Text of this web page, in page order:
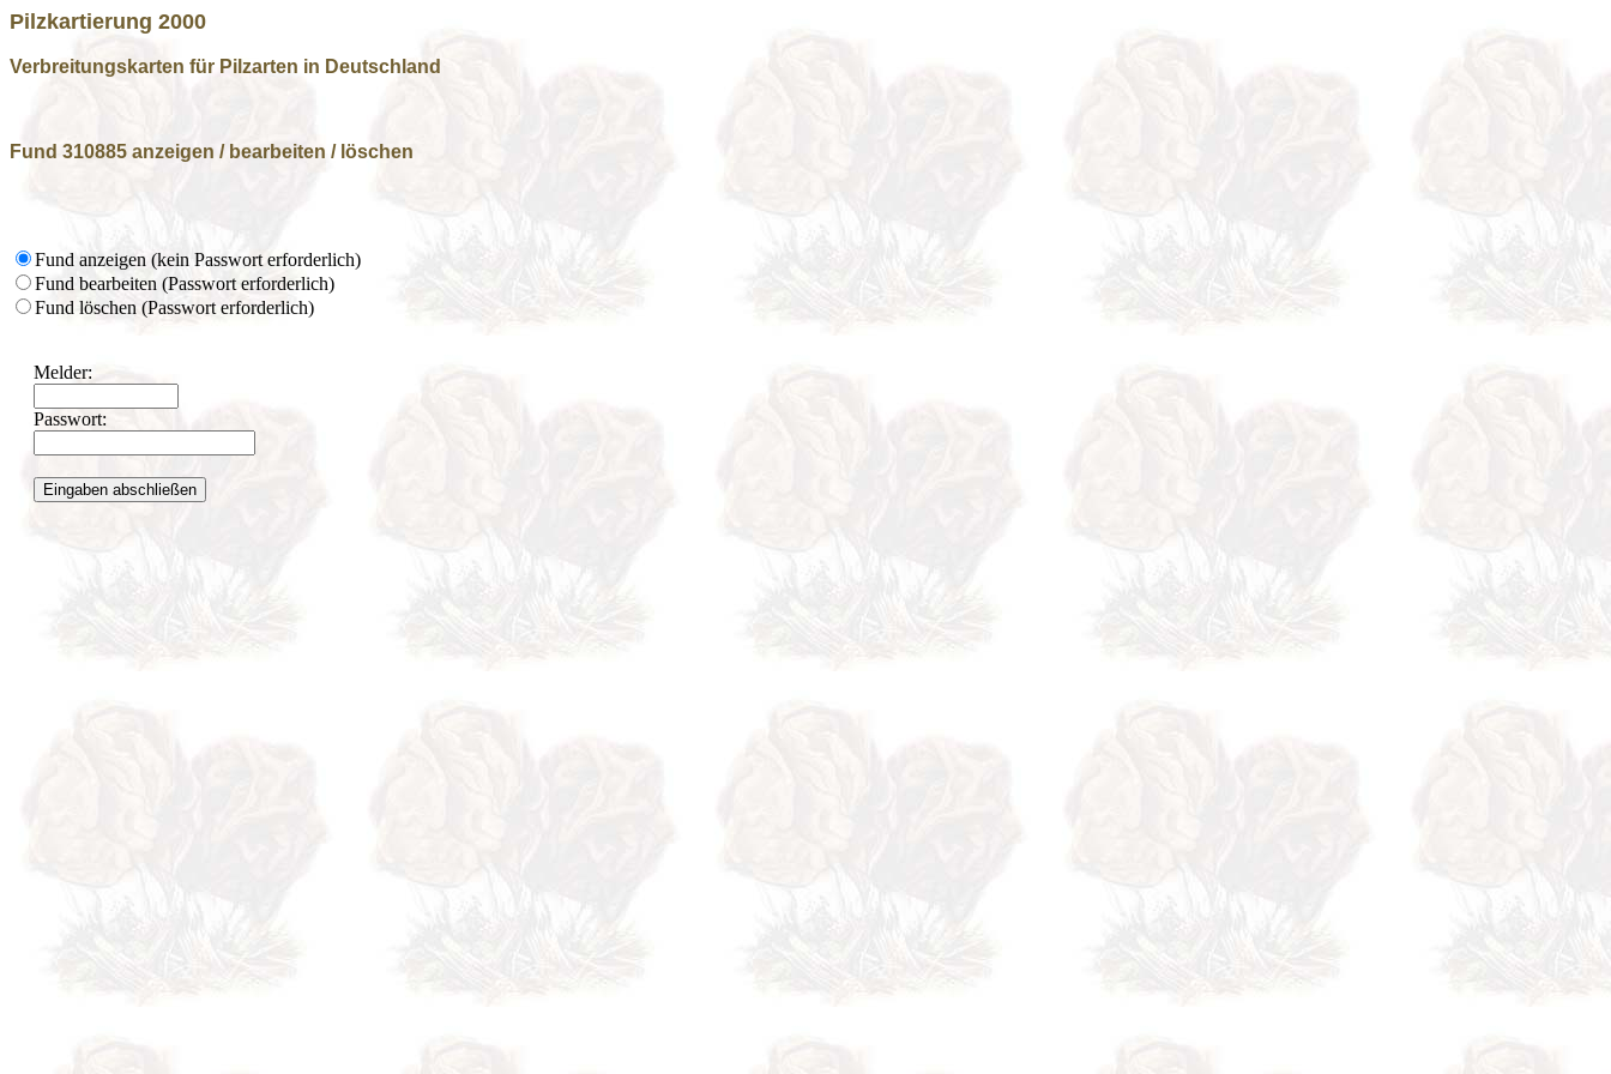
Pilzkartierung 2000
Verbreitungskarten für Pilzarten in Deutschland
Fund 310885 anzeigen / bearbeiten / löschen
Fund anzeigen (kein Passwort erforderlich)
Fund bearbeiten (Passwort erforderlich)
Fund löschen (Passwort erforderlich)
Melder:
Passwort: